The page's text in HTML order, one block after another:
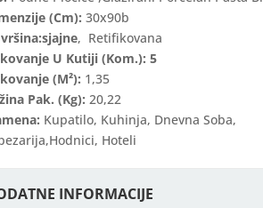
(cm): 30x90b
, Retifikovana
U Kutiji (kom.): 5
(m²): 1,35
Pak. (kg): 20,22
Kupatilo, Kuhinja, Dnevna Soba,
Hoteli
INFORMACIJE